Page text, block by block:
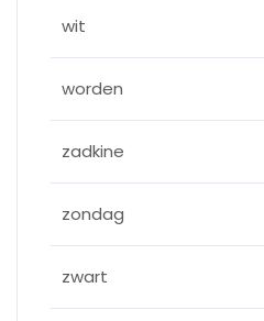
wit
worden
zadkine
zondag
zwart